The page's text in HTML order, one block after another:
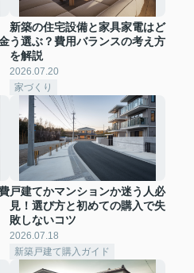
新築の住宅設備と家具家電はど
う選ぶ？費用バランスの考え方
を解説
2026.07.20
家づくり
戸建てかマンションか迷う人必
見！選び方と初めての購入で失
敗しないコツ
2026.07.18
新築戸建て購入ガイド